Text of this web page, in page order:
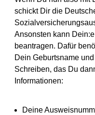
schickt Dir die
Ansonsten kann
beantragen. Dafür
Dein Geburtsname
Schreiben, das Du
Informationen:
Deine